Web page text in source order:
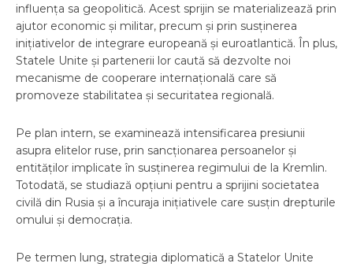
influența sa geopolitică. Acest sprijin se materializează prin
ajutor economic și militar, precum și prin susținerea
inițiativelor de integrare europeană și euroatlantică. În plus,
Statele Unite și partenerii lor caută să dezvolte noi
mecanisme de cooperare internațională care să
promoveze stabilitatea și securitatea regională.
Pe plan intern, se examinează intensificarea presiunii
asupra elitelor ruse, prin sancționarea persoanelor și
entităților implicate în susținerea regimului de la Kremlin.
Totodată, se studiază opțiuni pentru a sprijini societatea
civilă din Rusia și a încuraja inițiativele care susțin drepturile
omului și democrația.
Pe termen lung, strategia diplomatică a Statelor Unite